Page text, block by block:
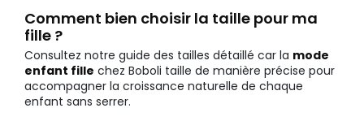
Comment bien choisir la taille pour ma
fille ?
Consultez notre guide des tailles détaillé car la mode
enfant fille chez Boboli taille de manière précise pour
accompagner la croissance naturelle de chaque
enfant sans serrer.